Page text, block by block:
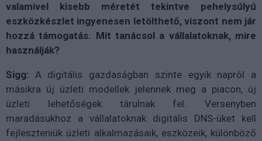
valamivel kisebb méretét tekintve pehelysúlyú
eszközkészlet ingyenesen letölthető, viszont nem jár
hozzá támogatás. Mit tanácsol a vállalatoknak, mire
használják?
Sigg: A digitális gazdaságban szinte egyik napról a
másikra új üzleti modellek jelennek meg a piacon, új
üzleti lehetőségek tárulnak fel. Versenyben
maradásukhoz a vállalatoknak digitális DNS-üket kell
fejleszteniük üzleti alkalmazásaik, eszközeik, különböző